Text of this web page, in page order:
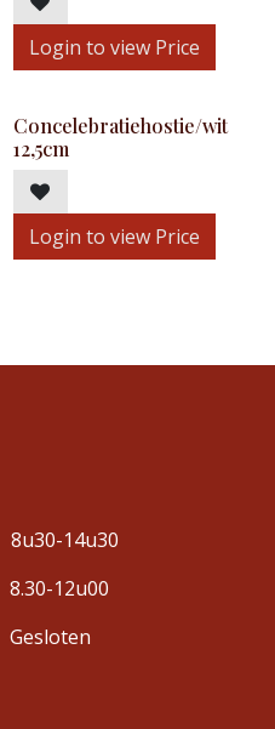
Login to view Price
Concelebratiehostie/wit
12,5cm
Login to view Price
8u30-14u30
8.30-12u00
Gesloten